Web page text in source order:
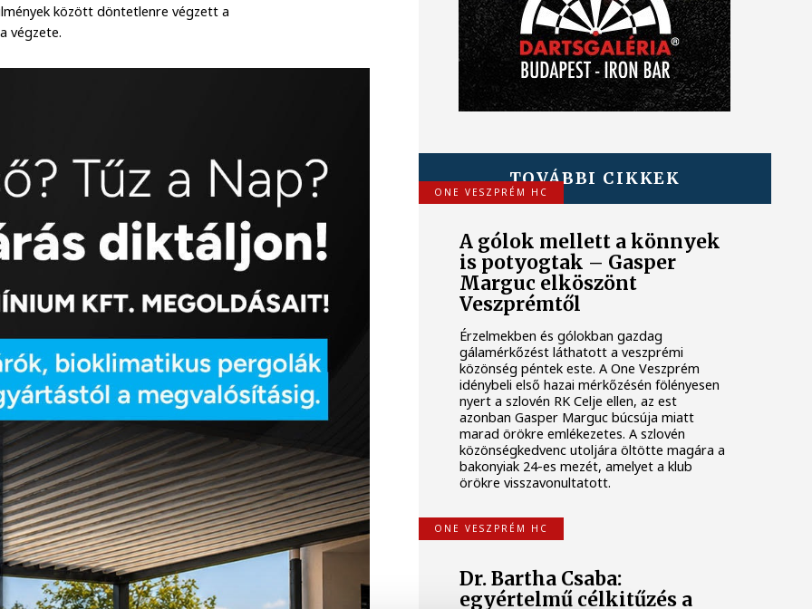
között döntetlenre végzett a
végzete.
TOVÁBBI CIKKEK
ONE VESZPRÉM HC
A gólok mellett a könnyek
is potyogtak – Gasper
Marguc elköszönt
Veszprémtől
Érzelmekben és gólokban gazdag
gálamérkőzést láthatott a veszprémi
közönség péntek este. A One Veszprém
idénybeli első hazai mérkőzésén fölényesen
nyert a szlovén RK Celje ellen, az est
azonban Gasper Marguc búcsúja miatt
marad örökre emlékezetes. A szlovén
közönségkedvenc utoljára öltötte magára a
bakonyiak 24-es mezét, amelyet a klub
örökre visszavonultatott.
ONE VESZPRÉM HC
Dr. Bartha Csaba:
egyértelmű célkitűzés a